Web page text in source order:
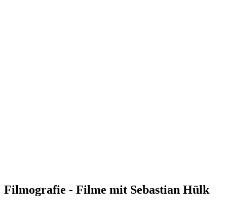
Filmografie - Filme mit Sebastian Hülk